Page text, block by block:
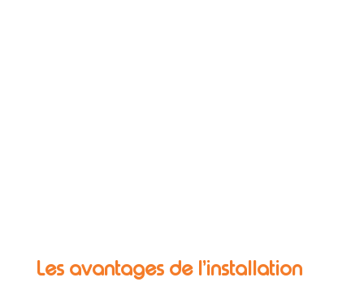
Les avantages de l’installation